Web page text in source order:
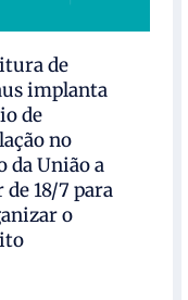
de
implanta
de
no
da União a
18/7 para
o